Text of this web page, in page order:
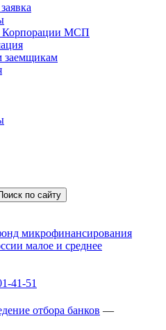
Корпорации МСП
заемщикам
по сайту
41-51
отбора банков —